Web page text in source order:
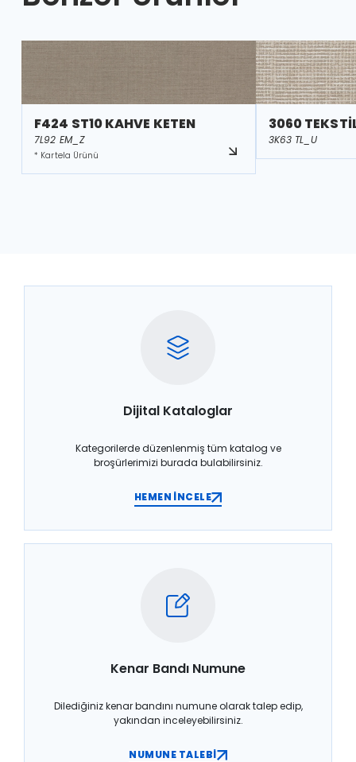
F424 ST10 KAHVE KETEN
7L92 EM_Z
* Kartela Ürünü
3060
3K63 TL_U
Dijital Kataloglar
Kategorilerde düzenlenmiş tüm katalog ve
broşürlerimizi burada bulabilirsiniz.
HEMEN İNCELE
Kenar Bandı Numune
Dilediğiniz kenar bandını numune olarak talep edip,
yakından inceleyebilirsiniz.
NUMUNE TALEBİ